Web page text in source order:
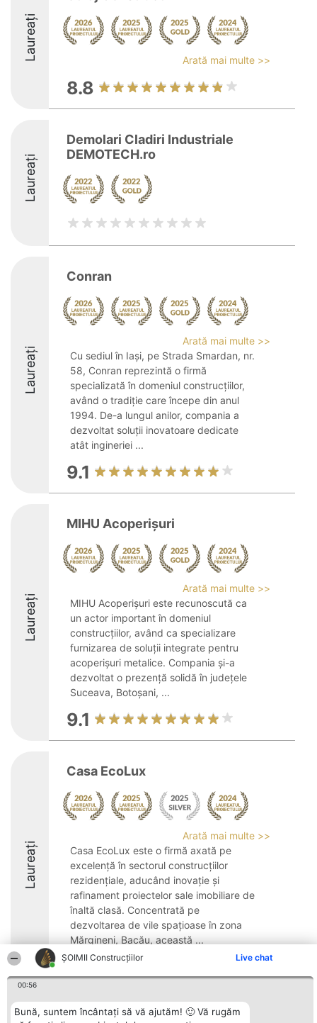
ȘOIMII Construcțiilor Live chat
00:56
Bună, suntem încântați să vă ajutăm! 🙂 Vă rugăm
Laureați Arată mai multe >>
8.8
Laureați
Demolari Cladiri Industriale
DEMOTECH.ro
Laureați
Conran
Arată mai multe >>
Cu sediul în Iași, pe Strada Smardan, nr.
58, Conran reprezintă o firmă
specializată în domeniul construcțiilor,
având o tradiție care începe din anul
1994. De-a lungul anilor, compania a
dezvoltat soluții inovatoare dedicate
atât ingineriei ...
9.1
Laureați
MIHU Acoperișuri
Arată mai multe >>
MIHU Acoperișuri este recunoscută ca
un actor important în domeniul
construcțiilor, având ca specializare
furnizarea de soluții integrate pentru
acoperișuri metalice. Compania și-a
dezvoltat o prezență solidă în județele
Suceava, Botoșani, ...
9.1
Laureați
Casa EcoLux
Arată mai multe >>
Casa EcoLux este o firmă axată pe
excelență în sectorul construcțiilor
rezidențiale, aducând inovație și
rafinament proiectelor sale imobiliare de
înaltă clasă. Concentrată pe
dezvoltarea de vile spațioase în zona
Mărgineni, Bacău, această ...
8.6
Organizator Ranking Plebiscyt Contact